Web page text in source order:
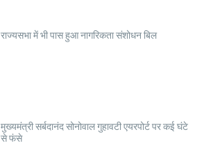
राज्यसभा में भी पास हुआ नागरिकता संशोधन बिल
मुख्यमंत्री सर्बदानंद सोनोवाल गुहावटी एयरपोर्ट पर कई घंटे
से फंसे